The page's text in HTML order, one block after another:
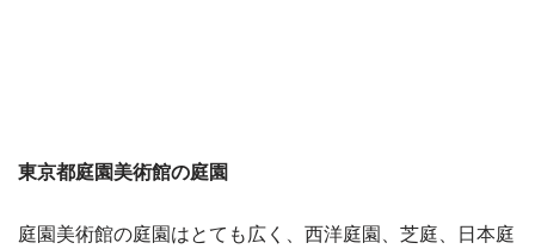
東京都庭園美術館の庭園
庭園美術館の庭園はとても広く、西洋庭園、芝庭、日本庭